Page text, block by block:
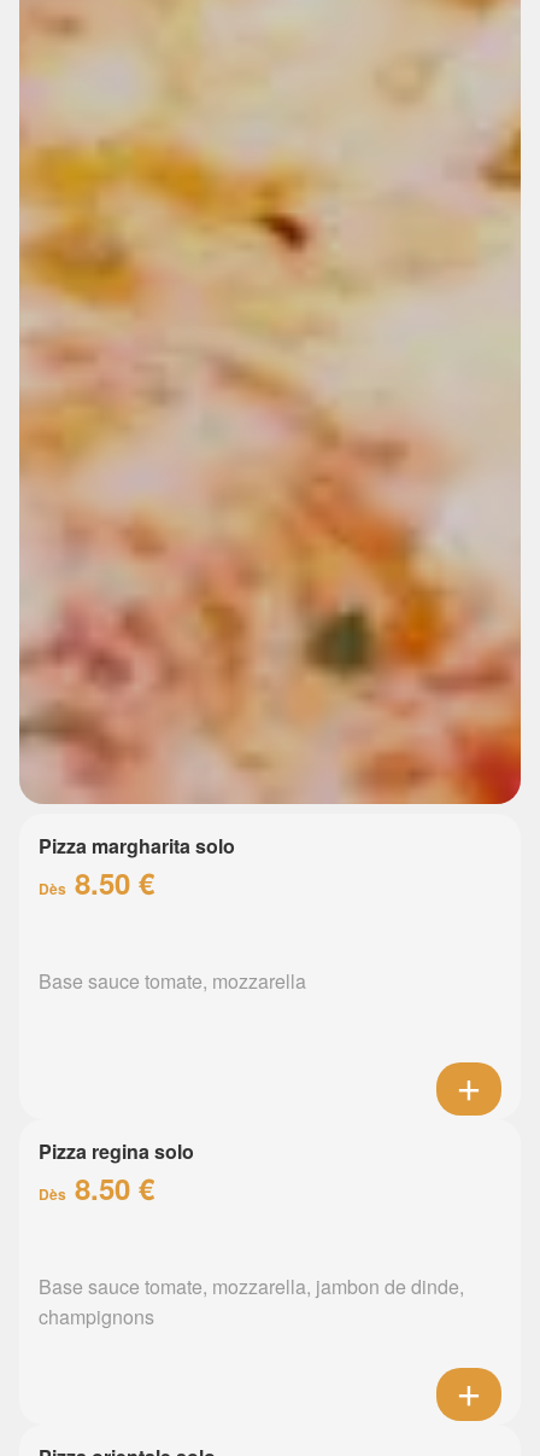
Pizza margharita solo
Dès 8.50 €
Base sauce tomate, mozzarella
Pizza regina solo
Dès 8.50 €
Base sauce tomate, mozzarella, jambon de dinde,
champignons